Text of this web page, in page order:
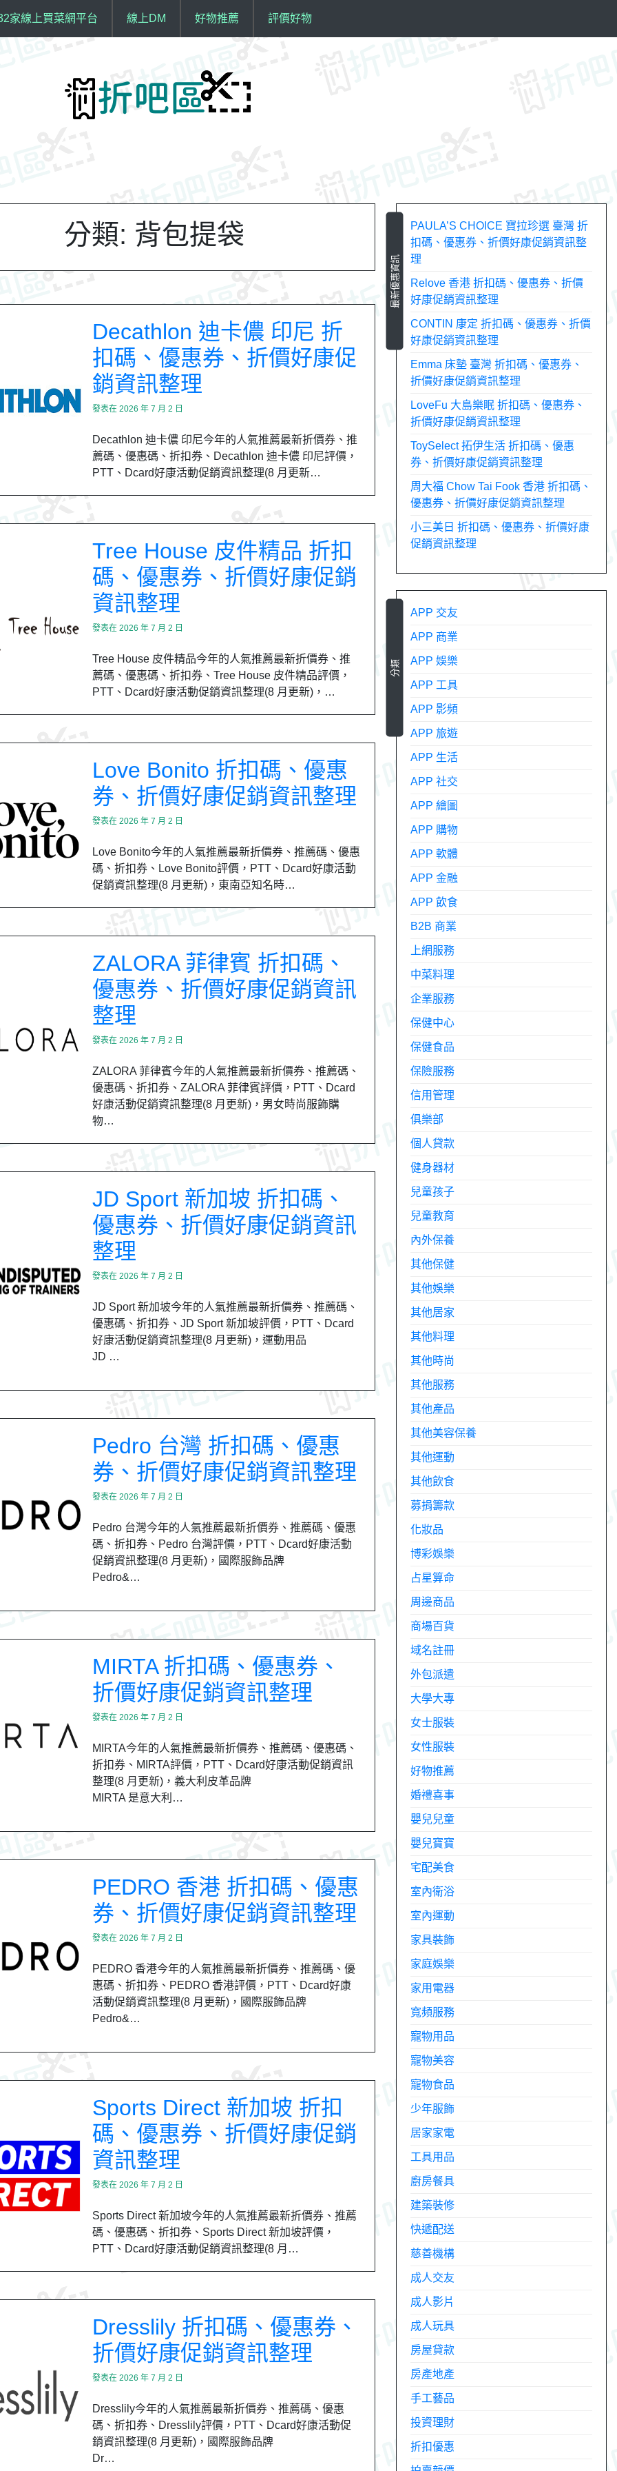
家線上買菜網平台 線上DM 好物推薦 評價好物
分類: 背包提袋
Decathlon 迪卡儂 印尼 折
扣碼、優惠券、折價好康促
銷資訊整理
發表在 2026 年 7 月 2 日
Decathlon 迪卡儂 印尼今年的人氣推薦最新折價券、推
薦碼、優惠碼、折扣券、Decathlon 迪卡儂 印尼評價，
PTT、Dcard好康活動促銷資訊整理(8 月更新…
Tree House 皮件精品 折扣
碼、優惠券、折價好康促銷
資訊整理
發表在 2026 年 7 月 2 日
Tree House 皮件精品今年的人氣推薦最新折價券、推
薦碼、優惠碼、折扣券、Tree House 皮件精品評價，
PTT、Dcard好康活動促銷資訊整理(8 月更新)，…
Love Bonito 折扣碼、優惠
券、折價好康促銷資訊整理
發表在 2026 年 7 月 2 日
Love Bonito今年的人氣推薦最新折價券、推薦碼、優惠
碼、折扣券、Love Bonito評價，PTT、Dcard好康活動
促銷資訊整理(8 月更新)，東南亞知名時…
ZALORA 菲律賓 折扣碼、
優惠券、折價好康促銷資訊
整理
發表在 2026 年 7 月 2 日
ZALORA 菲律賓今年的人氣推薦最新折價券、推薦碼、
優惠碼、折扣券、ZALORA 菲律賓評價，PTT、Dcard
好康活動促銷資訊整理(8 月更新)，男女時尚服飾購
物…
JD Sport 新加坡 折扣碼、
優惠券、折價好康促銷資訊
整理
發表在 2026 年 7 月 2 日
JD Sport 新加坡今年的人氣推薦最新折價券、推薦碼、
優惠碼、折扣券、JD Sport 新加坡評價，PTT、Dcard
好康活動促銷資訊整理(8 月更新)，運動用品
JD …
Pedro 台灣 折扣碼、優惠
券、折價好康促銷資訊整理
發表在 2026 年 7 月 2 日
Pedro 台灣今年的人氣推薦最新折價券、推薦碼、優惠
碼、折扣券、Pedro 台灣評價，PTT、Dcard好康活動
促銷資訊整理(8 月更新)，國際服飾品牌
Pedro&…
MIRTA 折扣碼、優惠券、
折價好康促銷資訊整理
發表在 2026 年 7 月 2 日
MIRTA今年的人氣推薦最新折價券、推薦碼、優惠碼、
折扣券、MIRTA評價，PTT、Dcard好康活動促銷資訊
整理(8 月更新)，義大利皮革品牌
MIRTA 是意大利…
PEDRO 香港 折扣碼、優惠
券、折價好康促銷資訊整理
發表在 2026 年 7 月 2 日
PEDRO 香港今年的人氣推薦最新折價券、推薦碼、優
惠碼、折扣券、PEDRO 香港評價，PTT、Dcard好康
活動促銷資訊整理(8 月更新)，國際服飾品牌
Pedro&…
Sports Direct 新加坡 折扣
碼、優惠券、折價好康促銷
資訊整理
發表在 2026 年 7 月 2 日
Sports Direct 新加坡今年的人氣推薦最新折價券、推薦
碼、優惠碼、折扣券、Sports Direct 新加坡評價，
PTT、Dcard好康活動促銷資訊整理(8 月…
Dresslily 折扣碼、優惠券、
折價好康促銷資訊整理
發表在 2026 年 7 月 2 日
Dresslily今年的人氣推薦最新折價券、推薦碼、優惠
碼、折扣券、Dresslily評價，PTT、Dcard好康活動促
銷資訊整理(8 月更新)，國際服飾品牌
Dr…
最新優惠資訊
PAULA’S CHOICE 寶拉珍選 臺灣 折
扣碼、優惠券、折價好康促銷資訊整
理
Relove 香港 折扣碼、優惠券、折價
好康促銷資訊整理
CONTIN 康定 折扣碼、優惠券、折價
好康促銷資訊整理
Emma 床墊 臺灣 折扣碼、優惠券、
折價好康促銷資訊整理
LoveFu 大島樂眠 折扣碼、優惠券、
折價好康促銷資訊整理
ToySelect 拓伊生活 折扣碼、優惠
券、折價好康促銷資訊整理
周大福 Chow Tai Fook 香港 折扣碼、
優惠券、折價好康促銷資訊整理
小三美日 折扣碼、優惠券、折價好康
促銷資訊整理
分類
APP 交友
APP 商業
APP 娛樂
APP 工具
APP 影頻
APP 旅遊
APP 生活
APP 社交
APP 繪圖
APP 購物
APP 軟體
APP 金融
APP 飲食
B2B 商業
上網服務
中菜料理
企業服務
保健中心
保健食品
保險服務
信用管理
俱樂部
個人貸款
健身器材
兒童孩子
兒童教育
內外保養
其他保健
其他娛樂
其他居家
其他料理
其他時尚
其他服務
其他產品
其他美容保養
其他運動
其他飲食
募捐籌款
化妝品
博彩娛樂
占星算命
周邊商品
商場百貨
域名註冊
外包派遣
大學大專
女士服裝
女性服裝
好物推薦
婚禮喜事
嬰兒兒童
嬰兒寶寶
宅配美食
室內衛浴
室內運動
家具裝飾
家庭娛樂
家用電器
寬頻服務
寵物用品
寵物美容
寵物食品
少年服飾
居家家電
工具用品
廚房餐具
建築裝修
快遞配送
慈善機構
成人交友
成人影片
成人玩具
房屋貸款
房產地產
手工藝品
投資理財
折扣優惠